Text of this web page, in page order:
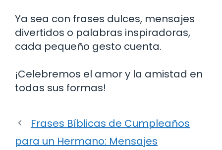
Ya sea con frases dulces, mensajes
divertidos o palabras inspiradoras,
cada pequeño gesto cuenta.
¡Celebremos el amor y la amistad en
todas sus formas!
Frases Bíblicas de Cumpleaños
para un Hermano: Mensajes